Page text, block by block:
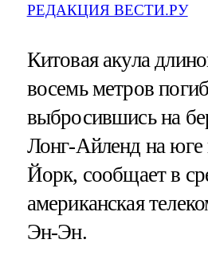
РЕДАКЦИЯ ВЕСТИ.РУ
Китовая акула
восемь метров
выбросившись на
Лонг-Айленд на
Йорк, сообщает в
американская
Эн-Эн.